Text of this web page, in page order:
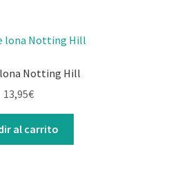
Notting Hill
13,95€
al carrito